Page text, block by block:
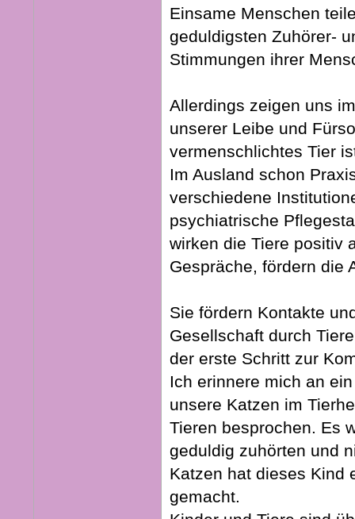
Einsame Menschen
geduldigsten Zuhörer-
Stimmungen ihrer
Allerdings zeigen uns
unserer Leibe und
vermenschlichtes Tier
Im Ausland schon
verschiedene
psychiatrische
wirken die Tiere positiv
Gespräche, fördern die
Sie fördern Kontakte
Gesellschaft durch
der erste Schritt zur
Ich erinnere mich an
unsere Katzen im
Tieren besprochen. Es
geduldig zuhörten und
Katzen hat dieses Kind
gemacht.